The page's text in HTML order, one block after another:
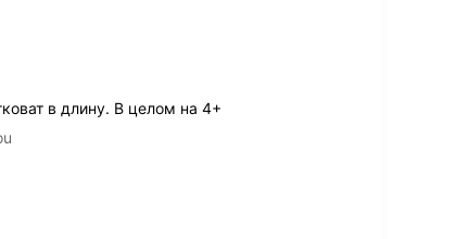
в длину. В целом на 4+